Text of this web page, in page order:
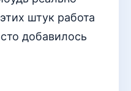
штук работа
добавилось